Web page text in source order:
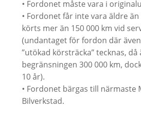
• Fordonet måste vara i
• Fordonet får inte vara äldre
körts mer än 150 000 km vid
(undantaget för fordon där
”utökad körsträcka” tecknas, då
begränsningen 300 000 km,
10 år).
• Fordonet bärgas till närmaste
Bilverkstad.